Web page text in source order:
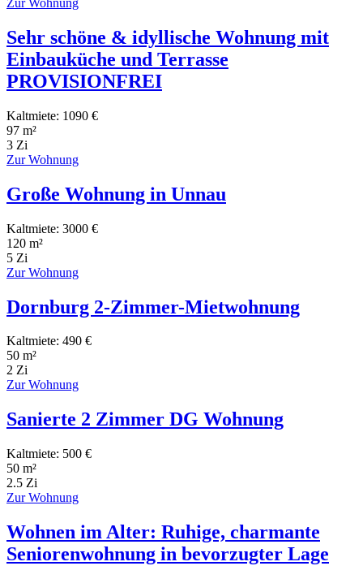
Zur Wohnung
Sehr schöne & idyllische Wohnung mit
Einbauküche und Terrasse
PROVISIONFREI
Kaltmiete: 1090 €
97 m²
3 Zi
Zur Wohnung
Große Wohnung in Unnau
Kaltmiete: 3000 €
120 m²
5 Zi
Zur Wohnung
Dornburg 2-Zimmer-Mietwohnung
Kaltmiete: 490 €
50 m²
2 Zi
Zur Wohnung
Sanierte 2 Zimmer DG Wohnung
Kaltmiete: 500 €
50 m²
2.5 Zi
Zur Wohnung
Wohnen im Alter: Ruhige, charmante
Seniorenwohnung in bevorzugter Lage